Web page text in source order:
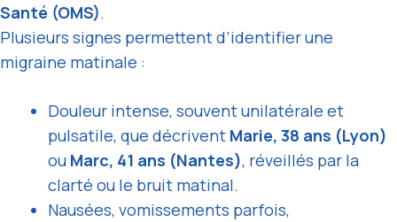
Santé (OMS).
Plusieurs signes permettent d’identifier une
migraine matinale :
Douleur intense, souvent unilatérale et
pulsatile, que décrivent Marie, 38 ans (Lyon)
ou Marc, 41 ans (Nantes), réveillés par la
clarté ou le bruit matinal.
Nausées, vomissements parfois,